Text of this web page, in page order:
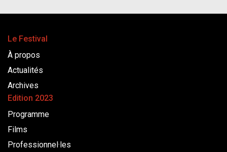
Le Festival
À propos
Actualités
Archives
Edition 2023
Programme
Films
Professionnel·les